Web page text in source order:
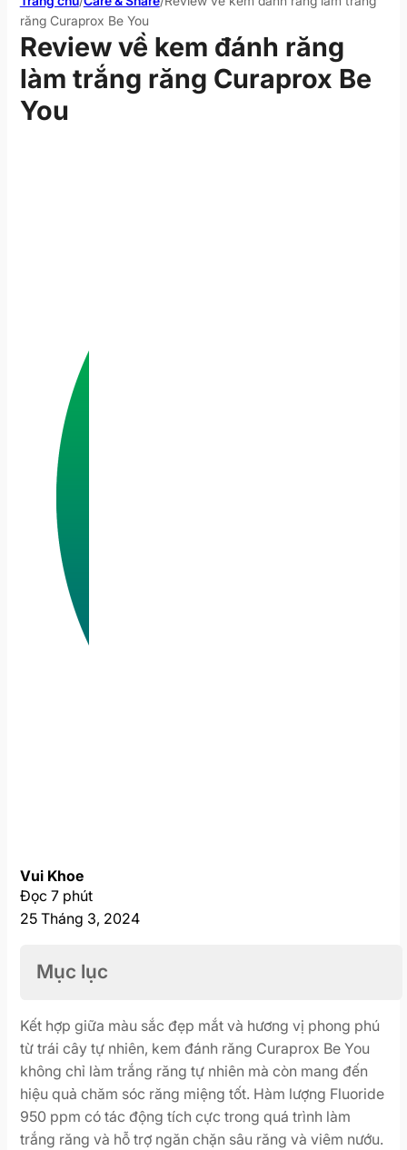
răng Curaprox Be You
Review về kem đánh răng
làm trắng răng Curaprox Be
You
Vui Khoe
Đọc 7 phút
25 Tháng 3, 2024
Mục lục
Kết hợp giữa màu sắc đẹp mắt và hương vị phong phú
từ trái cây tự nhiên, kem đánh răng Curaprox Be You
không chỉ làm trắng răng tự nhiên mà còn mang đến
hiệu quả chăm sóc răng miệng tốt. Hàm lượng Fluoride
950 ppm có tác động tích cực trong quá trình làm
trắng răng và hỗ trợ ngăn chặn sâu răng và viêm nướu.